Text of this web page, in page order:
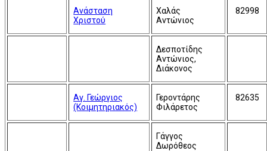
Ανάσταση
Χριστού
Χαλάς
Αντώνιος
82998
Δεσποτίδης
Αντώνιος,
Διάκονος
Αγ. Γεώργιος
(Κοιμητηριακός)
Γεροντάρης
Φιλάρετος
82635
Γάγγος
Δωρόθεος